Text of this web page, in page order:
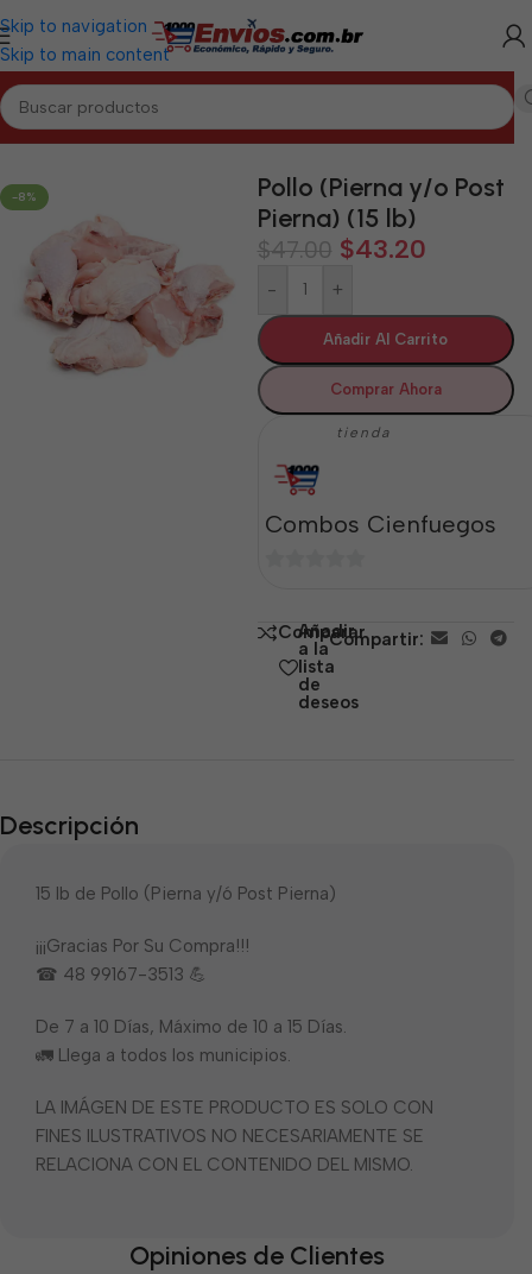
Skip to navigation
Skip to main content
Inicio/CIENFUEGOS/Cárnicos Cienfuegos
-8%
Pollo (Pierna y/o Post
Pierna) (15 lb)
$47.00 $43.20
- +
Añadir Al Carrito
Comprar Ahora
tienda
Combos Cienfuegos
5 Comparar
Añadir
a la
lista
de
deseos
Compartir:
Descripción
15 lb de Pollo (Pierna y/ó Post Pierna)
¡¡¡Gracias Por Su Compra!!!
☎ 48 99167-3513 💪
De 7 a 10 Días, Máximo de 10 a 15 Días.
🚛 Llega a todos los municipios.
LA IMÁGEN DE ESTE PRODUCTO ES SOLO CON
FINES ILUSTRATIVOS NO NECESARIAMENTE SE
RELACIONA CON EL CONTENIDO DEL MISMO.
Opiniones de Clientes